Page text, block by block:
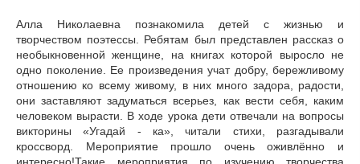
Алла Николаевна познакомила детей с жизнью и
творчеством поэтессы. Ребятам был представлен рассказ о
необыкновенной женщине, на книгах которой выросло не
одно поколение. Ее произведения учат добру, бережливому
отношению ко всему живому, в них много задора, радости,
они заставляют задуматься всерьез, как вести себя, каким
человеком вырасти. В ходе урока дети отвечали на вопросы
викторины «Угадай - ка», читали стихи, разгадывали
кроссворд. Мероприятие прошло очень оживлённо и